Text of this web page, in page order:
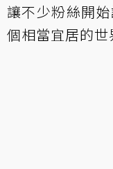
讓不少粉絲開
個相當宜居的世